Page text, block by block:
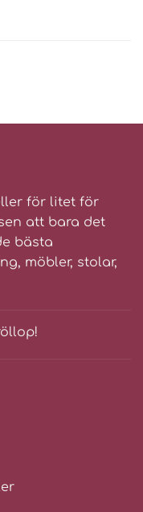
för litet för
att bara det
bästa
möbler, stolar,